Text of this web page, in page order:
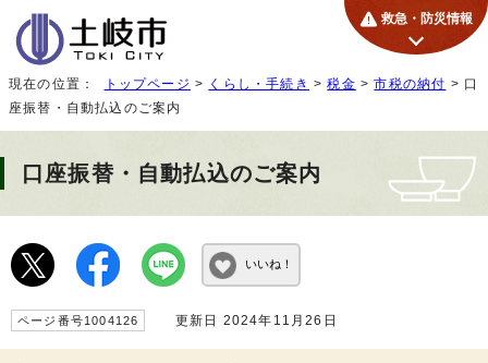
救急・防災情報
現在の位置： トップページ > くらし・手続き >税金 >市税の納付 > 口
座振替・自動払込のご案内
口座振替・自動払込のご案内
いいね！
ページ番号1004126 更新日 2024年11月26日